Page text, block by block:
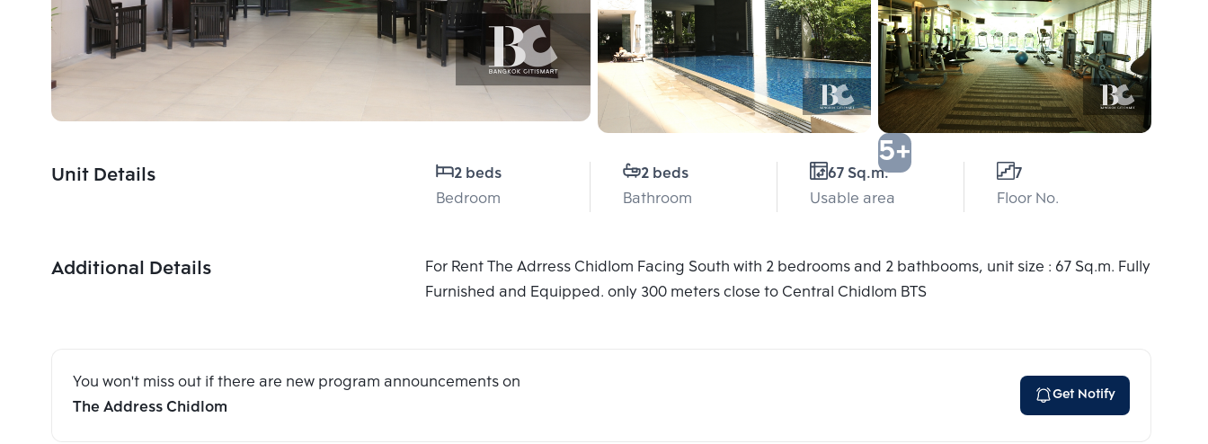
5+
Unit Details
2 beds
Bedroom
2 beds
Bathroom
67 Sq.m.
Usable area
7
Floor No.
Additional Details
For Rent The Adrress Chidlom Facing South with 2 bedrooms and 2 bathbooms, unit size : 67 Sq.m. Fully
Furnished and Equipped. only 300 meters close to Central Chidlom BTS
You won't miss out if there are new program announcements on
The Address Chidlom
Get Notify